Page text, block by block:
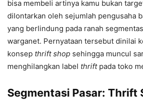
bisa membeli artinya kamu bukan
dilontarkan oleh sejumlah pengusaha
yang berlindung pada ranah
warganet. Pernyataan tersebut dinilai
konsep thrift shop sehingga muncul
menghilangkan label thriftpada toko
Segmentasi Pasar: Thrift